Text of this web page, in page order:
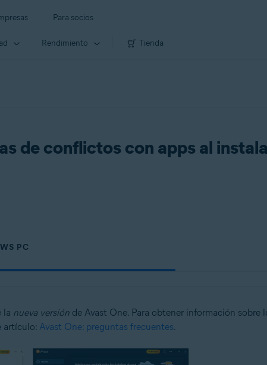
Para socios
Rendimiento Tienda
de conflictos con apps al
PC
la nueva versiónde Avast One. Para obtener información sobre
artículo: Avast One: preguntas frecuentes.